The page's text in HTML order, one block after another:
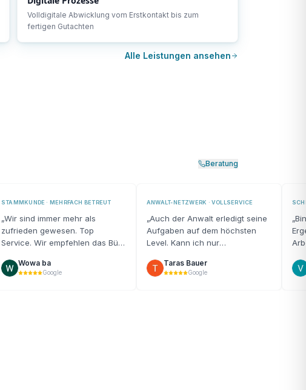
Volldigitale Abwicklung vom Erstkontakt bis zum
fertigen Gutachten
Alle Leistungen ansehen
Beratung
STAMMKUNDE · MEHRFACH BETREUT
„Wir sind immer mehr als
zufrieden gewesen. Top
Service. Wir empfehlen das Büro
Wowa ba
Google
ANWALT-NETZWERK · VOLLSERVICE
„Auch der Anwalt erledigt seine
Aufgaben auf dem höchsten
Level. Kann ich nur
Taras Bauer
Google
„